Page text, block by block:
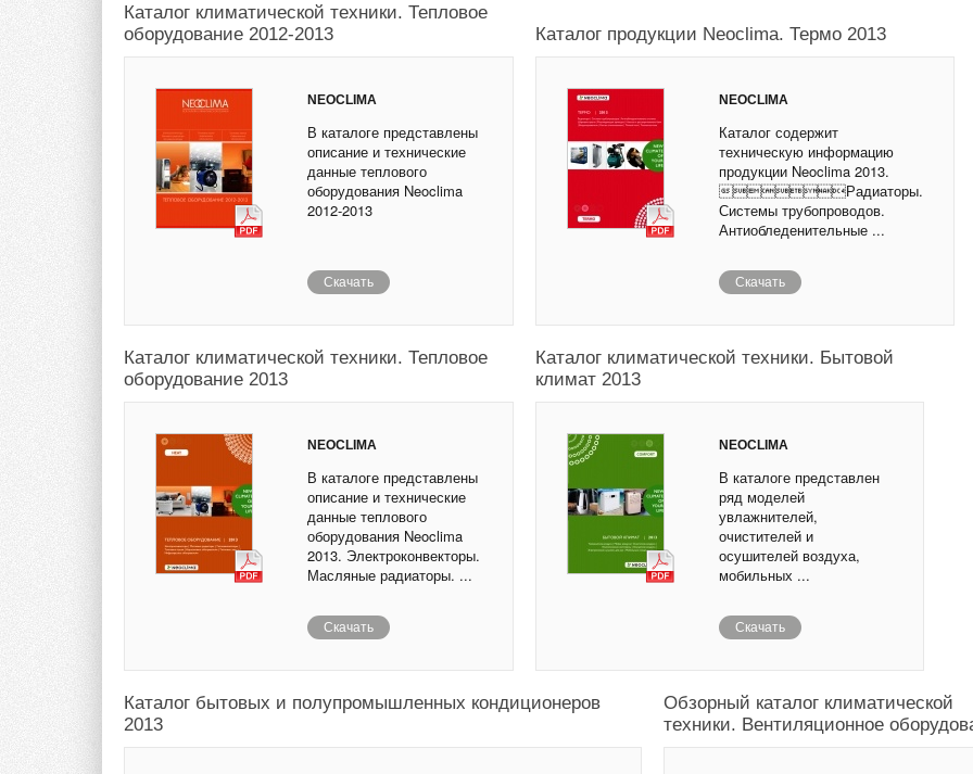
Каталог климатической техники. Тепловое
оборудование 2012-2013
NEOCLIMA
В каталоге представлены
описание и технические
данные теплового
оборудования Neoclima
2012-2013
Скачать
Каталог продукции Neoclima. Термо 2013
NEOCLIMA
Каталог содержит
техническую информацию
продукции Neoclima 2013.
Радиаторы.
Системы трубопроводов.
Антиобледенительные ...
Скачать
Каталог климатической техники. Тепловое
оборудование 2013
NEOCLIMA
В каталоге представлены
описание и технические
данные теплового
оборудования Neoclima
2013. Электроконвекторы.
Масляные радиаторы. ...
Скачать
Каталог климатической техники. Бытовой
климат 2013
NEOCLIMA
В каталоге представлен
ряд моделей
увлажнителей,
очистителей и
осушителей воздуха,
мобильных ...
Скачать
Каталог бытовых и полупромышленных кондиционеров
2013
Обзорный каталог климатической
техники. Вентиляционное